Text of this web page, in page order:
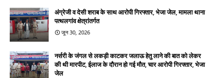
अंग्रेजी व देसी शराब के साथ आरोपी गिरफ्तार, भेजा जेल, मामला थाना
पत्थलगांव क्षेत्रांतर्गत
जून 30, 2026
नर्सरी के जंगल से लकड़ी काटकर जलाऊ हेतु लाने की बात को लेकर
की थी मारपीट, ईलाज के दौरान हो गई मौत, चार आरोपी गिरफ्तार, भेजा
जेल